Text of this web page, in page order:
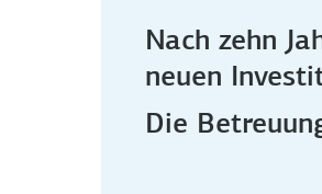
Nach zehn
neuen
Die